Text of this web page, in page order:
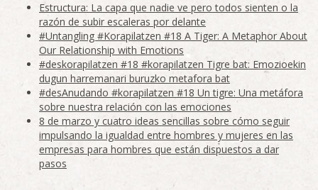
Estructura: La capa que nadie ve pero todos sienten o la
razón de subir escaleras por delante
#Untangling #Korapilatzen #18 A Tiger: A Metaphor About
Our Relationship with Emotions
#deskorapilatzen #18 #korapilatzen Tigre bat: Emozioekin
dugun harremanari buruzko metafora bat
#desAnudando #korapilatzen #18 Un tigre: Una metáfora
sobre nuestra relación con las emociones
8 de marzo y cuatro ideas sencillas sobre cómo seguir
impulsando la igualdad entre hombres y mujeres en las
empresas para hombres que están dispuestos a dar
pasos